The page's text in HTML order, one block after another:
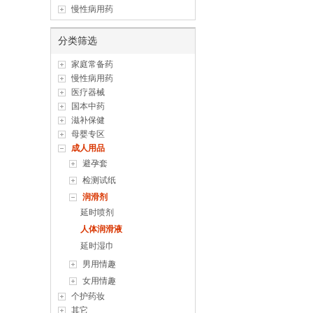
慢性病用药
分类筛选
家庭常备药
慢性病用药
医疗器械
国本中药
滋补保健
母婴专区
成人用品
避孕套
检测试纸
润滑剂
延时喷剂
人体润滑液
延时湿巾
男用情趣
女用情趣
个护药妆
其它